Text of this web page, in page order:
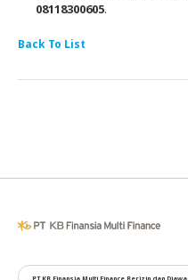
08118300605.
Back To List